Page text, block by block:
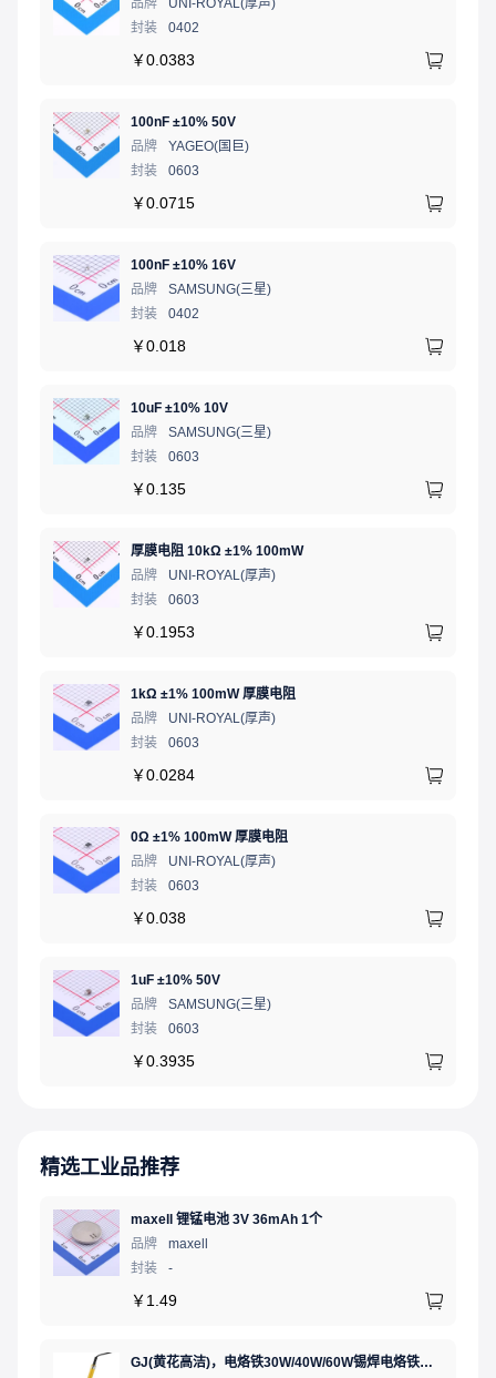
品牌
UNI-ROYAL(厚声)
封装
0402
￥0.0383
100nF ±10% 50V
品牌
YAGEO(国巨)
封装
0603
￥0.0715
100nF ±10% 16V
品牌
SAMSUNG(三星)
封装
0402
￥0.018
10uF ±10% 10V
品牌
SAMSUNG(三星)
封装
0603
￥0.135
厚膜电阻 10kΩ ±1% 100mW
品牌
UNI-ROYAL(厚声)
封装
0603
￥0.1953
1kΩ ±1% 100mW 厚膜电阻
品牌
UNI-ROYAL(厚声)
封装
0603
￥0.0284
0Ω ±1% 100mW 厚膜电阻
品牌
UNI-ROYAL(厚声)
封装
0603
￥0.038
1uF ±10% 50V
品牌
SAMSUNG(三星)
封装
0603
￥0.3935
精选工业品推荐
maxell 锂锰电池 3V 36mAh 1个
品牌
maxell
封装
-
￥ 1.49
GJ(黄花高洁)，电烙铁30W/40W/60W锡焊电烙铁焊接工具电焊笔手机电子维修（内热35W），NO.435(35W)